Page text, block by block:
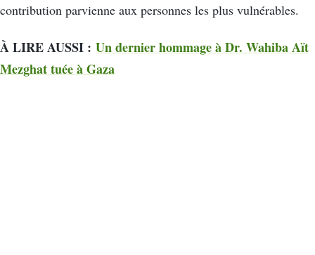
contribution parvienne aux personnes les plus vulnérables.
À LIRE AUSSI : Un dernier hommage à Dr. Wahiba Aït
Mezghat tuée à Gaza